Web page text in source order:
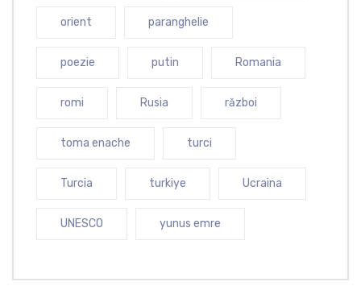
orient paranghelie
poezie putin Romania
romi Rusia război
toma enache turci
Turcia turkiye Ucraina
UNESCO yunus emre